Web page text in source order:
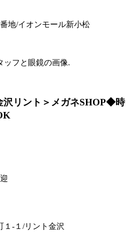
地/イオンモール新小松
沢リント＞メガネSHOP◆時
‐１/リント金沢